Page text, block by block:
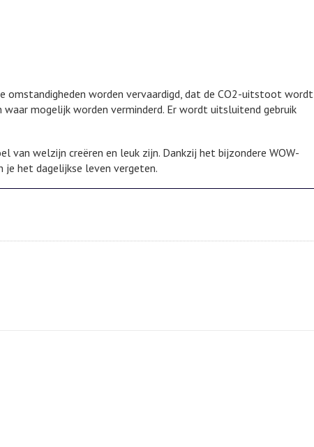
omstandigheden worden vervaardigd, dat de CO2-uitstoot wordt
mogelijk worden verminderd. Er wordt uitsluitend gebruik
van welzijn creëren en leuk zijn. Dankzij het bijzondere WOW-
je het dagelijkse leven vergeten.